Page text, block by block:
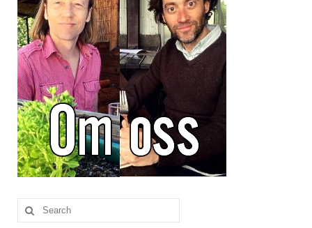
Purreløk (tørket)
Quatre épices
Rosépepper
Salvie
Sar (bønneurt)
Selleriblader
Tapaskrydder
Search
for: